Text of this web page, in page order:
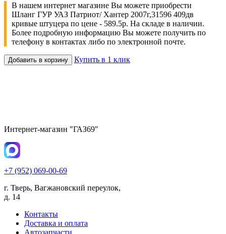
В нашем интернет магазине Вы можете приобрести
Шланг ГУР УАЗ Патриот/ Хантер 2007г,31596 409дв
кривые штуцера по цене - 589.5р. На складе в наличии.
Более подробную информацию Вы можете получить по
телефону в контактах либо по электронной почте.
Добавить в корзину Купить в 1 клик
Интернет-магазин "ГАЗ69"
+7 (952) 069-00-69
г. Тверь, Вагжановский переулок,
д. 14
Контакты
Доставка и оплата
Автозапчасти